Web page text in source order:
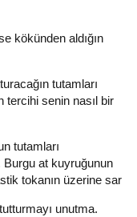
kökünden aldığın
tutamları
tercihi senin nasıl bir
tutamları
at kuyruğunun
tokanın üzerine sar
unutma.